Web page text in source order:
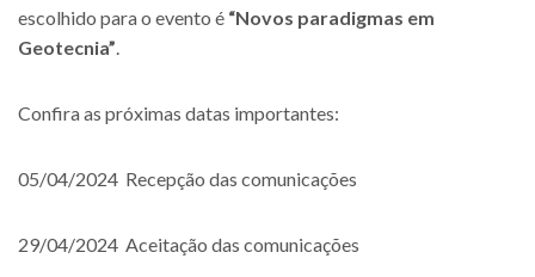
escolhido para o evento é “Novos paradigmas em
Geotecnia”
Confira as próximas datas importantes:
05/04/2024 Recepção das comunicações
29/04/2024 Aceitação das comunicações